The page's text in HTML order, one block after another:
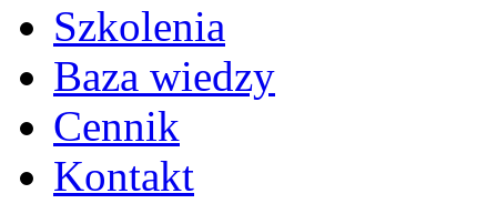
Szkolenia
Baza wiedzy
Cennik
Kontakt